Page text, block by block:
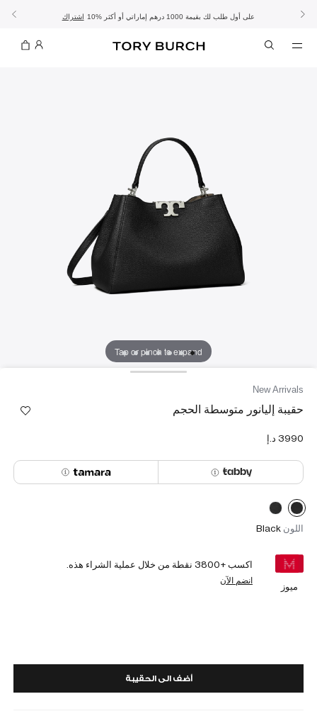
الموسم الجديد: إطلالات العملتسوّقي التشكيلة تشكيلة عيد الأضحىتسوقي اشتراك 10% على أول طلب لك بقيمة 1000 درهم إماراتي أو أكثر تفاصيل - الشحن المجاني تفاصيل - تسوق الآن واستلم في المتجر
Tap or pinch to expand
New Arrivals
حقيبة إليانور متوسطة الحجم
اللون Black
ميوز
اكسب +3800 نقطة من خلال عملية الشراء هذه.
انضم الآن
أضف الى الحقيبة